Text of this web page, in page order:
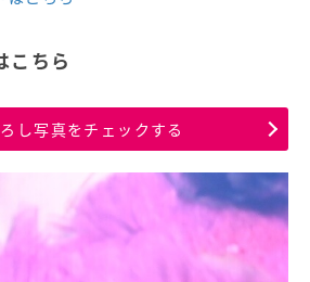
こちら
し写真をチェックする